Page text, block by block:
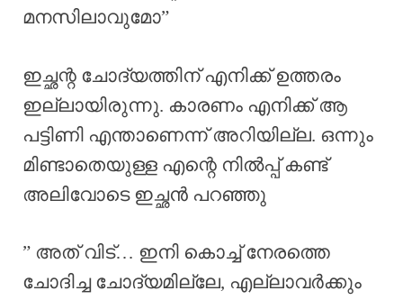
മനസിലാവുമോ”
ഇച്ഛന്റ ചോദ്യത്തിന് എനിക്ക് ഉത്തരം
ഇല്ലായിരുന്നു. കാരണം എനിക്ക് ആ
പട്ടിണി എന്താണെന്ന് അറിയില്ല. ഒന്നും
മിണ്ടാതെയുള്ള എന്റെ നിൽപ്പ് കണ്ട്
അലിവോടെ ഇച്ഛൻ പറഞ്ഞു
” അത്‌ വിട്… ഇനി കൊച്ച് നേരത്തെ
ചോദിച്ച ചോദ്യമില്ലേ, എല്ലാവർക്കും